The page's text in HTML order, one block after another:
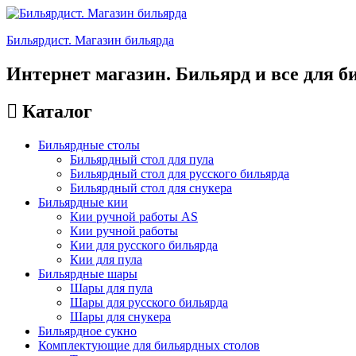
Бильярдист. Магазин бильярда
Интернет магазин. Бильярд и все для
Каталог
Бильярдные столы
Бильярдный стол для пула
Бильярдный стол для русского бильярда
Бильярдный стол для снукера
Бильярдные кии
Кии ручной работы AS
Кии ручной работы
Кии для русского бильярда
Кии для пула
Бильярдные шары
Шары для пула
Шары для русского бильярда
Шары для снукера
Бильярдное сукно
Комплектующие для бильярдных столов